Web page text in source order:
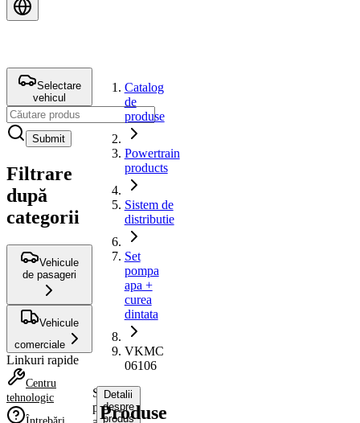
Selectare
vehicul
Submit
Filtrare
după
categorii
Vehicule
de pasageri
Vehicule
comerciale
Linkuri rapide
Centru
tehnologic
Catalog
de
produse
Powertrain
products
Sistem de
distributie
Set
pompa
apa +
curea
dintata
VKMC
06106
Set
pompa
Detalii
despre
produs
Produse